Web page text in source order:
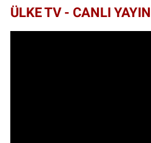
ÜLKE TV - CANLI YAYIN